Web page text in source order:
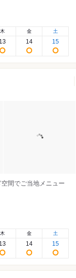
木
13
金
14
土
15
間でご当地メニュー
木
13
金
14
土
15